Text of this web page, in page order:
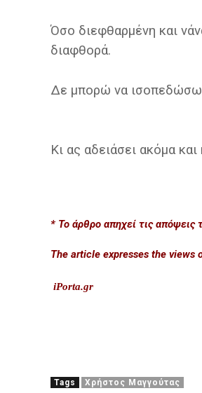
Όσο διεφθαρμένη και
διαφθορά.
Δε μπορώ να ισοπεδώσω
Κι ας αδειάσει ακόμα
* Το άρθρο απηχεί τις απόψεις
The article expresses the views
iPorta.gr
Tags Χρήστος Μαγγούτας